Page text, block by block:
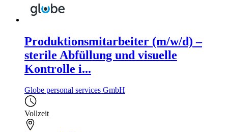
Produktionsmitarbeiter (m/w/d) –
sterile Abfüllung und visuelle
Kontrolle i...
Globe personal services GmbH
Vollzeit